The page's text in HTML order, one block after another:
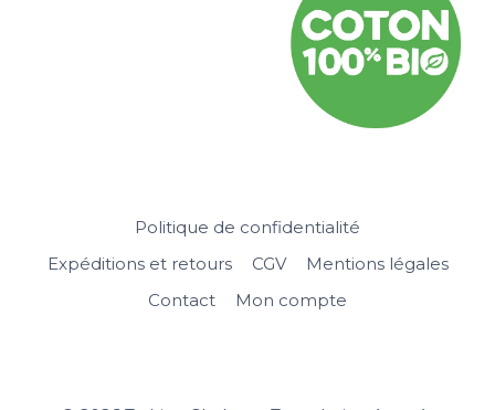
Politique de confidentialité
Expéditions et retours
CGV
Mentions légales
Contact
Mon compte